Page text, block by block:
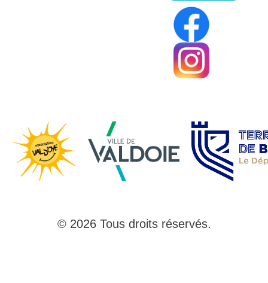
© 2026 Tous droits réservés.